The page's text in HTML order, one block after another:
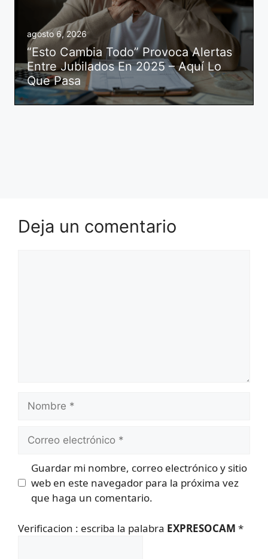
agosto 6, 2026
“Esto Cambia Todo” Provoca Alertas
Entre Jubilados En 2025 – Aquí Lo
Que Pasa
Deja un comentario
Nombre
Correo
Guardar mi nombre, correo electrónico y sitio
web en este navegador para la próxima vez
que haga un comentario.
Verificacion : escriba la palabra EXPRESOCAM *